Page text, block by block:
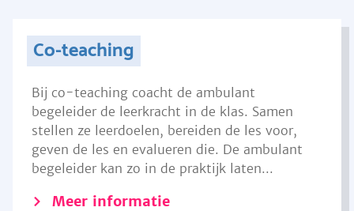
Co-teaching
Bij co-teaching coacht de ambulant
begeleider de leerkracht in de klas. Samen
stellen ze leerdoelen, bereiden de les voor,
geven de les en evalueren die. De ambulant
begeleider kan zo in de praktijk laten...
Meer informatie